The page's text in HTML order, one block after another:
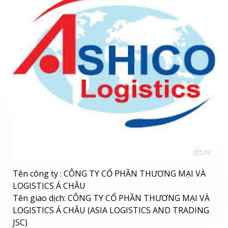
Tên công ty : CÔNG TY CỔ PHẦN THƯƠNG MẠI VÀ
LOGISTICS Á CHÂU
Tên giao dịch: CÔNG TY CỔ PHẦN THƯƠNG MẠI VÀ
LOGISTICS Á CHÂU (ASIA LOGISTICS AND TRADING
JSC)